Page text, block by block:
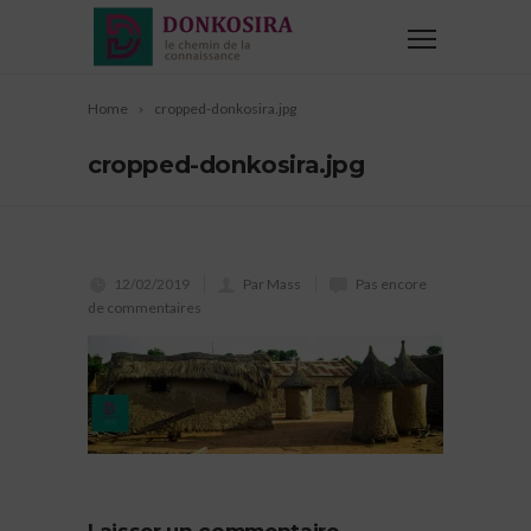
Home cropped-donkosira.jpg
cropped-donkosira.jpg
12/02/2019 Par Mass
Pas encore
de commentaires